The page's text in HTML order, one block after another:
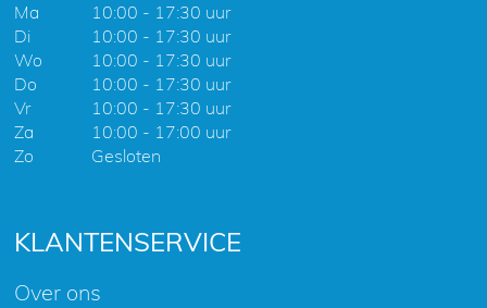
Ma
10:00 - 17:30 uur
Di
10:00 - 17:30 uur
Wo
10:00 - 17:30 uur
Do
10:00 - 17:30 uur
Vr
10:00 - 17:30 uur
Za
10:00 - 17:00 uur
Zo
Gesloten
KLANTENSERVICE
Over ons